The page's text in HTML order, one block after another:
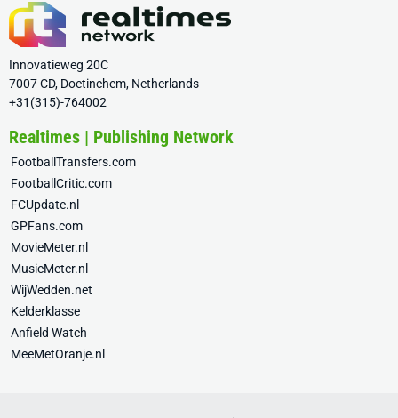
Innovatieweg 20C
7007 CD, Doetinchem, Netherlands
+31(315)-764002
Realtimes | Publishing Network
FootballTransfers.com
FootballCritic.com
FCUpdate.nl
GPFans.com
MovieMeter.nl
MusicMeter.nl
WijWedden.net
Kelderklasse
Anfield Watch
MeeMetOranje.nl